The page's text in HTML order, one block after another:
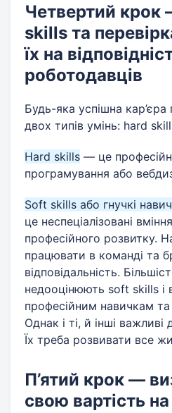
Четвертий крок
skills та
їх на
роботодавців
Будь-яка успішна
двох типів умінь: hard
Hard skills — це
програмування або
Soft skills або гнучкі
це неспеціалізовані
професійного розвитку.
працювати в команді та
відповідальність.
недооцінюють soft skills і
професійним навичкам
Однак і ті, й інші важливі
Їх треба розвивати все
П’ятий крок —
свою вартість